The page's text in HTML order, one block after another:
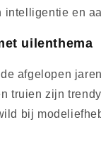
en
uilenthema
afgelopen
truien zijn
bij